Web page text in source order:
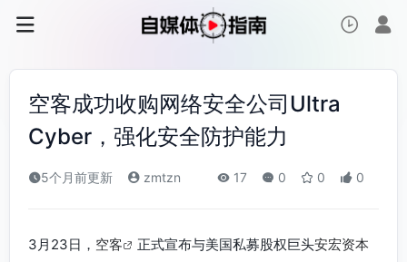
空客成功收购网络安全公司Ultra
Cyber，强化安全防护能力
5个月前更新 zmtzn 17 0 0 0
3月23日， 空客 正式宣布与美国私募股权巨头安宏资本